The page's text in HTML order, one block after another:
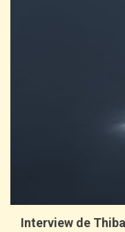
Interview de